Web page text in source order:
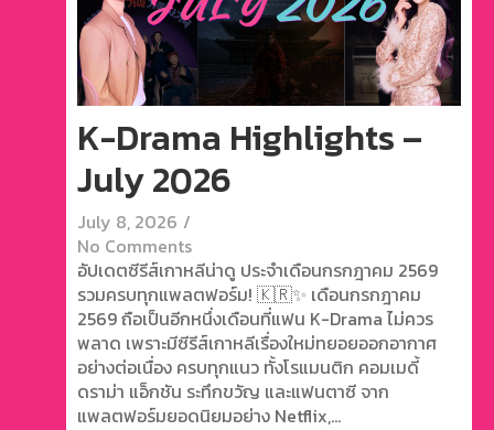
K-Drama Highlights –
July 2026
July 8, 2026 /
No Comments
อัปเดตซีรีส์เกาหลีน่าดู ประจำเดือนกรกฎาคม 2569
รวมครบทุกแพลตฟอร์ม! 🇰🇷✨ เดือนกรกฎาคม
2569 ถือเป็นอีกหนึ่งเดือนที่แฟน K-Drama ไม่ควร
พลาด เพราะมีซีรีส์เกาหลีเรื่องใหม่ทยอยออกอากาศ
อย่างต่อเนื่อง ครบทุกแนว ทั้งโรแมนติก คอมเมดี้
ดราม่า แอ็กชัน ระทึกขวัญ และแฟนตาซี จาก
แพลตฟอร์มยอดนิยมอย่าง Netflix,...